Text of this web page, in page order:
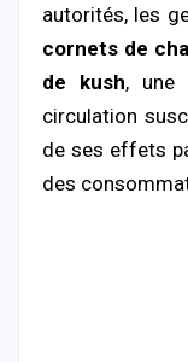
autorités, les
cornets de
de kush, une
circulation
de ses effets
des